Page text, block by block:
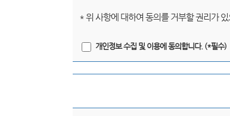
* 위 사항에 대하여 동의를 거부할 권리가
개인정보 수집 및 이용에 동의합니다. (*필수)